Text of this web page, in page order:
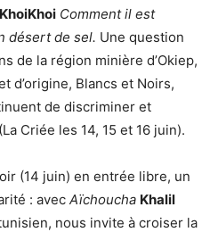
Comment il est
désert de sel. Une question
de la région minière d’Okiep,
d’origine, Blancs et Noirs,
de discriminer et
Criée les 14, 15 et 16 juin).
(14 juin) en entrée libre, un
: avec Aïchoucha Khalil
nous invite à croiser la